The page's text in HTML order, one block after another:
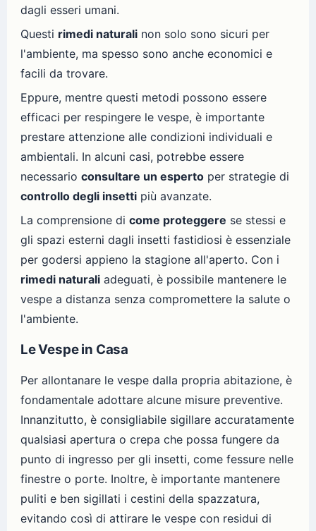
dagli esseri umani.
Questi rimedi naturali non solo sono sicuri per
l'ambiente, ma spesso sono anche economici e
facili da trovare.
Eppure, mentre questi metodi possono essere
efficaci per respingere le vespe, è importante
prestare attenzione alle condizioni individuali e
ambientali. In alcuni casi, potrebbe essere
necessario consultare un esperto per strategie di
controllo degli insetti più avanzate.
La comprensione di come proteggere se stessi e
gli spazi esterni dagli insetti fastidiosi è essenziale
per godersi appieno la stagione all'aperto. Con i
rimedi naturali adeguati, è possibile mantenere le
vespe a distanza senza compromettere la salute o
l'ambiente.
Le Vespe in Casa
Per allontanare le vespe dalla propria abitazione, è
fondamentale adottare alcune misure preventive.
Innanzitutto, è consigliabile sigillare accuratamente
qualsiasi apertura o crepa che possa fungere da
punto di ingresso per gli insetti, come fessure nelle
finestre o porte. Inoltre, è importante mantenere
puliti e ben sigillati i cestini della spazzatura,
evitando così di attirare le vespe con residui di